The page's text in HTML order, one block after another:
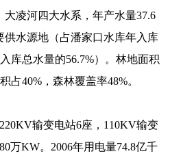
凌河四大水系，年产水量37.6
水源地（占潘家口水库年入库
库总水量的56.7%）。林地面积
占40%，森林覆盖率48%。
输变电站6座，110KV输变
万KW。2006年用电量74.8亿千